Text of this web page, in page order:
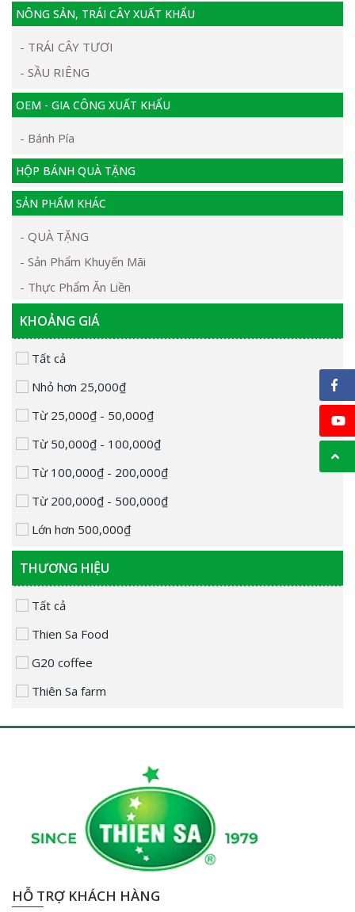
NÔNG SẢN, TRÁI CÂY XUẤT KHẨU
- TRÁI CÂY TƯƠI
- SẦU RIÊNG
OEM - GIA CÔNG XUẤT KHẨU
- Bánh Pía
HỘP BÁNH QUÀ TẶNG
SẢN PHẨM KHÁC
- QUÀ TẶNG
- Sản Phẩm Khuyến Mãi
- Thực Phẩm Ăn Liền
KHOẢNG GIÁ
Tất cả
Nhỏ hơn 25,000₫
Từ 25,000₫ - 50,000₫
Từ 50,000₫ - 100,000₫
Từ 100,000₫ - 200,000₫
Từ 200,000₫ - 500,000₫
Lớn hơn 500,000₫
THƯƠNG HIỆU
Tất cả
Thien Sa Food
G20 coffee
Thiên Sa farm
HỖ TRỢ KHÁCH HÀNG